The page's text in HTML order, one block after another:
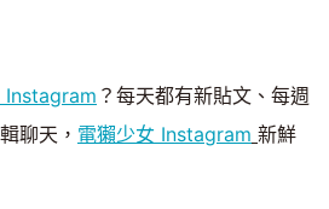
Instagram ？每天都有新貼文、每週
聊天， 電獺少女 Instagram 新鮮